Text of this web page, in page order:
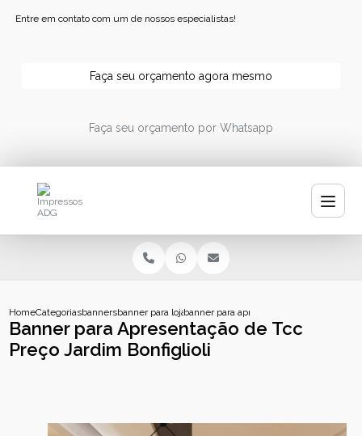
Entre em contato com um de nossos especialistas!
Faça seu orçamento agora mesmo
Faça seu orçamento por Whatsapp
HomeCategoriasbannersbanner para lojabanner para apresentacao de tcc preco
Banner para Apresentação de Tcc
Preço Jardim Bonfiglioli